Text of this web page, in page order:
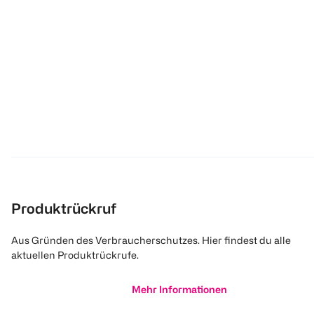
Produktrückruf
Aus Gründen des Verbraucherschutzes. Hier findest du alle
aktuellen Produktrückrufe.
Mehr Informationen